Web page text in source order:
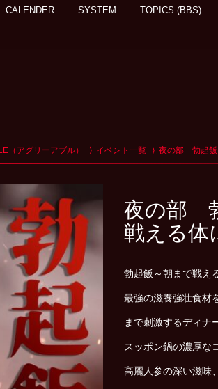
CALENDER SYSTEM TOPICS (BBS)
（アグリーアブル） イベント一覧 夜の部 勃起飯
夜の部
戦える体
勃起飯～朝まで戦え
最強の滋養強壮食材
まで刺激するディナ
スッポン鍋の濃厚な
高麗人参の深い滋味